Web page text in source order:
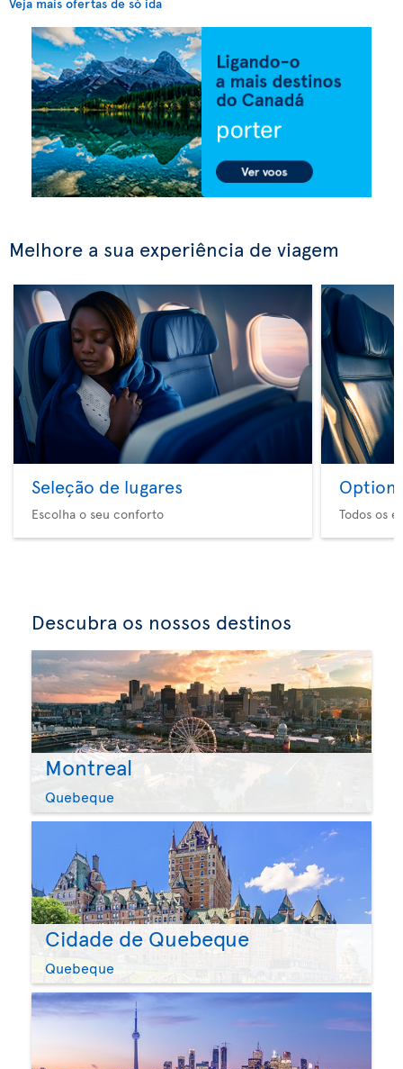
Melhore a sua experiência de viagem
Seleção de lugares
Escolha o seu conforto
Option
Todos os
Descubra os nossos destinos
Montreal
Quebeque
Cidade de Quebeque
Quebeque